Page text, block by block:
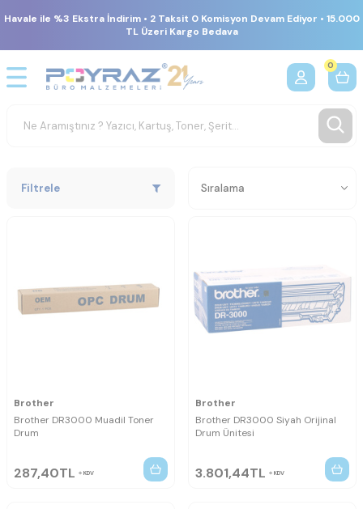
Havale ile %3 Ekstra İndirim • 2 Taksit 0 Komisyon Devam Ediyor • 15.000
TL Üzeri Kargo Bedava
0
Filtrele
Brother
Brother DR3000 Muadil Toner
Drum
287,40TL KDV
Brother
Brother DR3000 Siyah Orijinal
Drum Ünitesi
3.801,44TL KDV